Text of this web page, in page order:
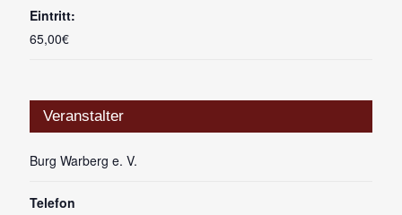
Eintritt:
65,00€
Veranstalter
Burg Warberg e. V.
Telefon